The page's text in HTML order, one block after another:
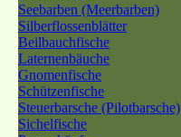
Seebarben (Meerbarben)
Silberflossenblätter
Beilbauchfische
Laternenbäuche
Gnomenfische
Schützenfische
Steuerbarsche (Pilotbarsche)
Sichelfische